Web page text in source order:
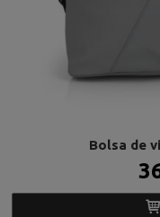
Bolsa de